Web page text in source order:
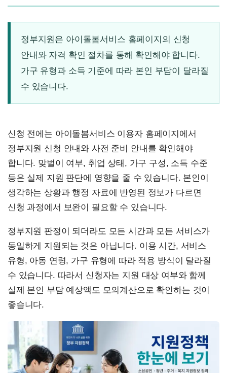
정부지원은 아이돌봄서비스 홈페이지의 신청
안내와 자격 확인 절차를 통해 확인해야 합니다.
가구 유형과 소득 기준에 따라 본인 부담이 달라질
수 있습니다.
신청 전에는 아이돌봄서비스 이용자 홈페이지에서
정부지원 신청 안내와 사전 준비 안내를 확인해야
합니다. 맞벌이 여부, 취업 상태, 가구 구성, 소득 수준
등은 실제 지원 판단에 영향을 줄 수 있습니다. 본인이
생각하는 상황과 행정 자료에 반영된 정보가 다르면
신청 과정에서 보완이 필요할 수 있습니다.
정부지원 판정이 되더라도 모든 시간과 모든 서비스가
동일하게 지원되는 것은 아닙니다. 이용 시간, 서비스
유형, 아동 연령, 가구 유형에 따라 적용 방식이 달라질
수 있습니다. 따라서 신청자는 지원 대상 여부와 함께
실제 본인 부담 예상액도 모의계산으로 확인하는 것이
좋습니다.